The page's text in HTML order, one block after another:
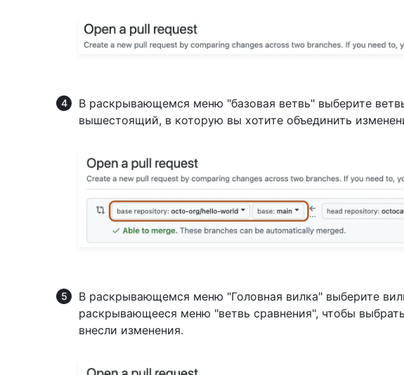
В раскрывающемся меню "базовая ветвь" выберите
вышестоящий, в которую вы хотите объединить
В раскрывающемся меню "Головная вилка" выберите
раскрывающееся меню "ветвь сравнения", чтобы
внесли изменения.